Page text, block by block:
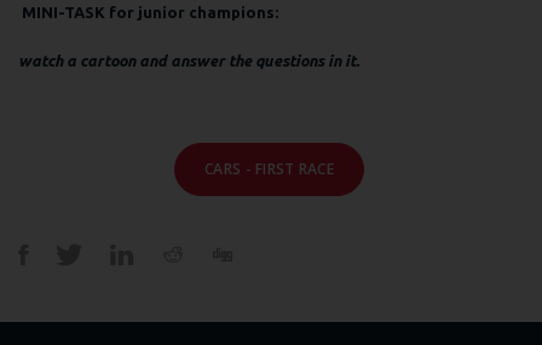
MINI-TASK for junior champions:
watch a cartoon and answer the questions in it.
CARS - FIRST RACE